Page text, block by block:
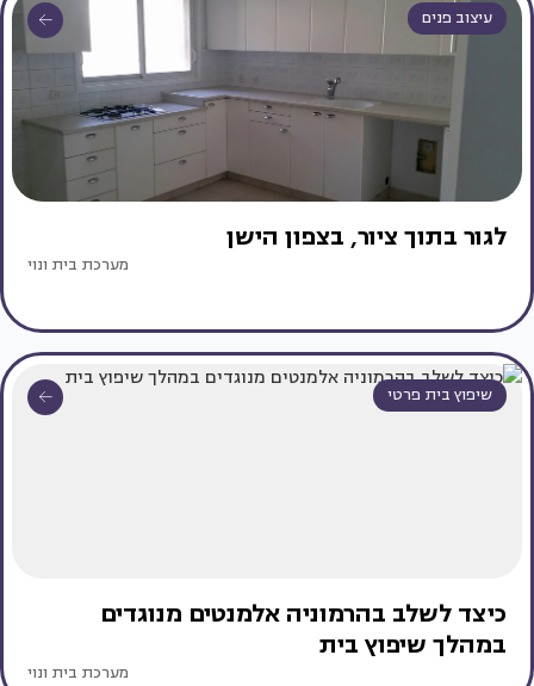
עיצוב פנים
לגור בתוך ציור, בצפון הישן
מערכת בית ונוי
שיפוץ בית פרטי
כיצד לשלב בהרמוניה אלמנטים מנוגדים
במהלך שיפוץ בית
מערכת בית ונוי